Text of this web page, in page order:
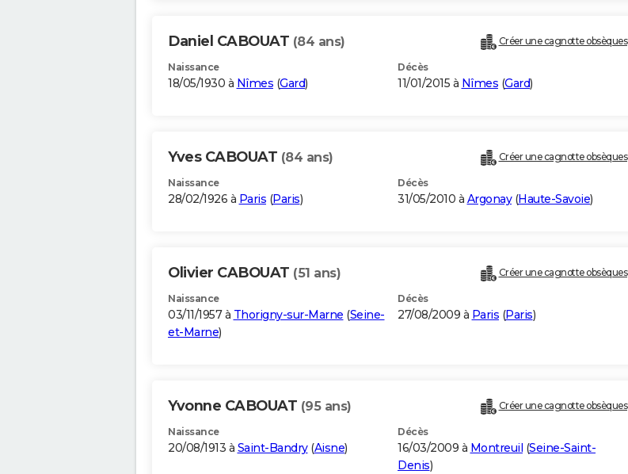
Daniel CABOUAT (84 ans) Créer une cagnotte obsèques
Naissance
18/05/1930 à Nîmes (Gard)
Décès
11/01/2015 à Nîmes (Gard)
Yves CABOUAT (84 ans) Créer une cagnotte obsèques
Naissance
28/02/1926 à Paris (Paris)
Décès
31/05/2010 à Argonay(Haute-Savoie)
Olivier CABOUAT (51 ans) Créer une cagnotte obsèques
Naissance
03/11/1957 à Thorigny-sur-Marne (Seine-
et-Marne)
Décès
27/08/2009 à Paris (Paris)
Yvonne CABOUAT (95 ans) Créer une cagnotte obsèques
Naissance
20/08/1913 à Saint-Bandry(Aisne)
Décès
16/03/2009 à Montreuil (Seine-Saint-
Denis)